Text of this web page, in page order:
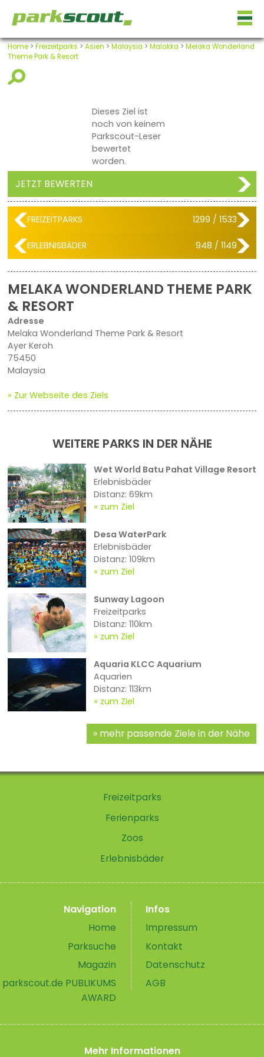
Home> Freizeitparks > Asien > Malaysia > Malakka > Melaka Wonderland
Theme Park & Resort
Dieses Ziel ist
noch von keinem
Parkscout-Leser
bewertet
worden.
JETZT BEWERTEN
FREIZEITPARKS 1299 / 1533
ERLEBNISBÄDER 948 / 1149
MELAKA WONDERLAND THEME PARK
& RESORT
Adresse
Melaka Wonderland Theme Park & Resort
Ayer Keroh
75450
Malaysia
» Zur Webseite des Ziels
WEITERE PARKS IN DER NÄHE
Wet World Batu Pahat Village Resort
Erlebnisbäder
Distanz: 69km
zum Ziel
Desa WaterPark
Erlebnisbäder
Distanz: 109km
zum Ziel
Sunway Lagoon
Freizeitparks
Distanz: 110km
zum Ziel
Aquaria KLCC Aquarium
Aquarien
Distanz: 113km
zum Ziel
mehr passende Ziele in der Nähe
Freizeitparks
Ferienparks
Zoos
Erlebnisbäder
Navigation
Home
Parksuche
Magazin
parkscout.de PUBLIKUMS
AWARD
Infos
Impressum
Kontakt
Datenschutz
AGB
Mehr Informationen